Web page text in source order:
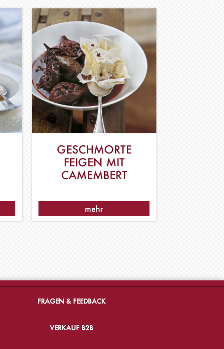
GESCHMORTE
FEIGEN MIT
CAMEMBERT
mehr
FRAGEN & FEEDBACK
VERKAUF B2B